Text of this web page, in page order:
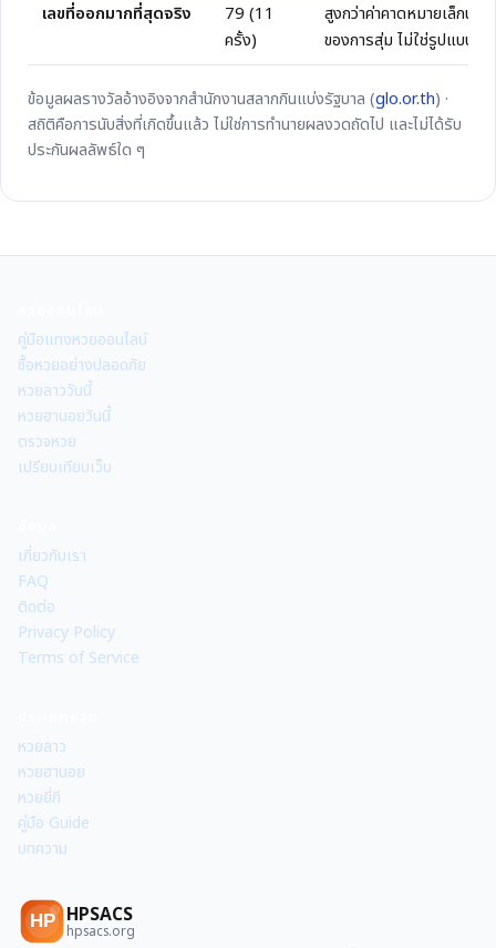
เลขที่ออกมากที่สุดจริง
79 (11
ครั้ง)
สูงกว่าค่าคาดหมายเล็กน้อ
ของการสุ่ม ไม่ใช่รูปแบบที่ท
ข้อมูลผลรางวัลอ้างอิงจากสำนักงานสลากกินแบ่งรัฐบาล (glo.or.th) ·
สถิติคือการนับสิ่งที่เกิดขึ้นแล้ว ไม่ใช่การทำนายผลงวดถัดไป และไม่ได้รับ
ประกันผลลัพธ์ใด ๆ
คู่มือแทงหวยออนไลน์
ซื้อหวยอย่างปลอดภัย
หวยลาววันนี้
หวยฮานอยวันนี้
ตรวจหวย
เปรียบเทียบเว็บ
เกี่ยวกับเรา
FAQ
ติดต่อ
Privacy Policy
Terms of Service
หวยลาว
หวยฮานอย
หวยยี่กี
คู่มือ Guide
บทความ
HP HPSACS
hpsacs.org